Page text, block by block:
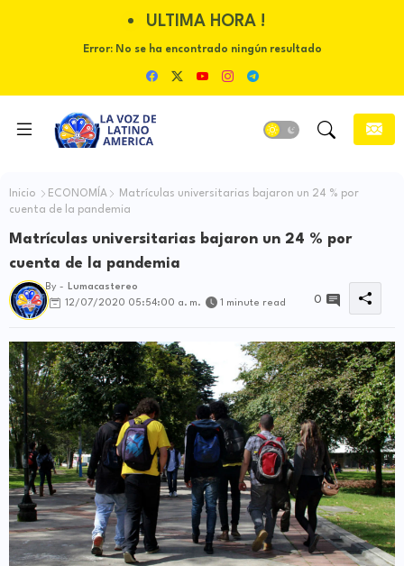
ULTIMA HORA !
Error:No se ha encontrado ningún resultado
Inicio ECONOMÍA
Matrículas universitarias bajaron un 24 % por
cuenta de la pandemia
Matrículas universitarias bajaron un 24 % por
cuenta de la pandemia
By -
Lumacastereo
12/07/2020 05:54:00 a. m.
1 minute read 0